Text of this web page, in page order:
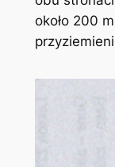
około 200